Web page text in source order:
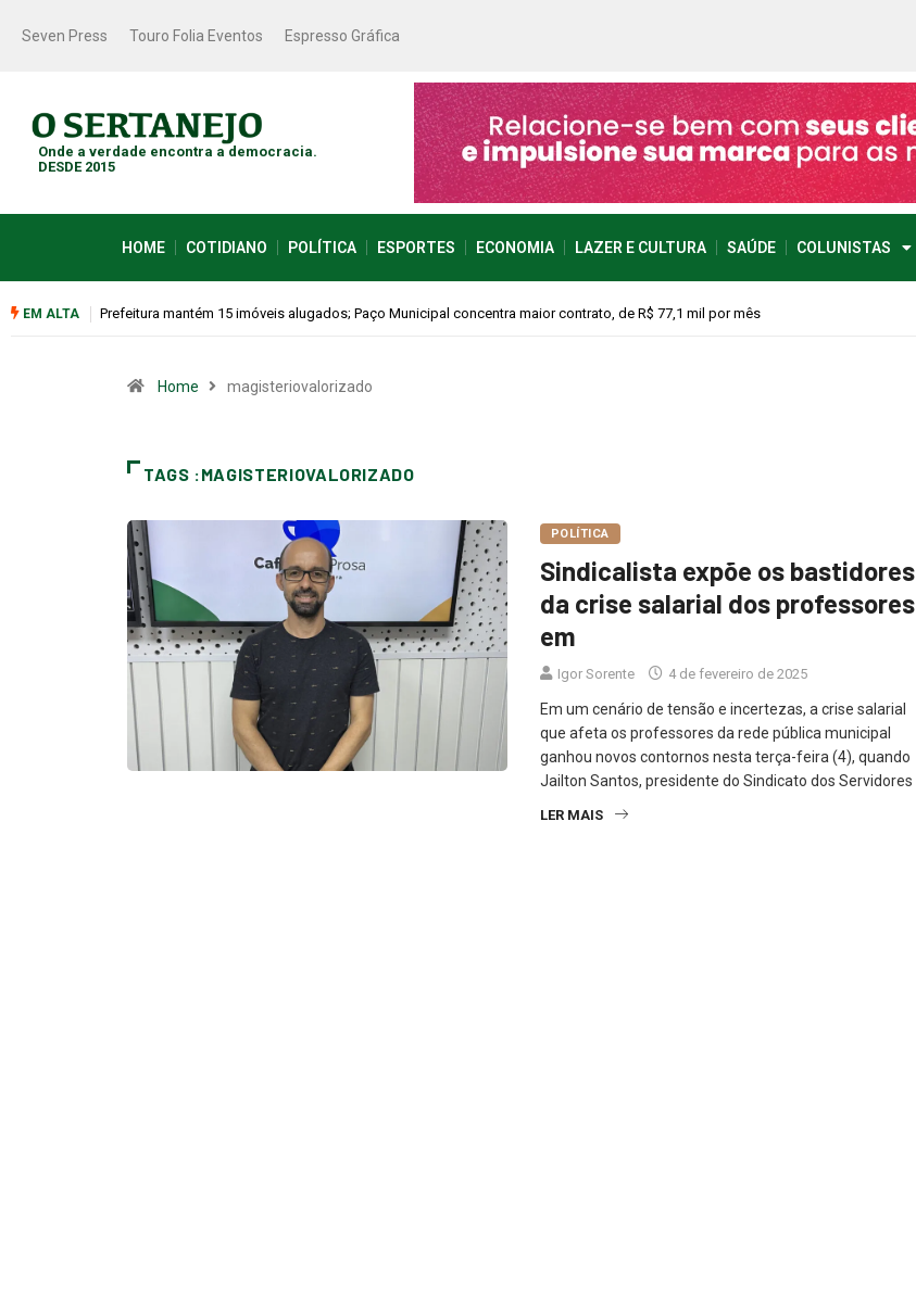
Seven Press Touro Folia Eventos Espresso Gráfica
Onde a verdade encontra a democracia.
DESDE 2015
HOME COTIDIANO POLÍTICA ESPORTES ECONOMIA LAZER E CULTURA SAÚDE COLUNISTAS
EM ALTA Prefeitura mantém 15 imóveis alugados; Paço Municipal concentra maior contrato, de R$ 77,1 mil por mês
Home magisteriovalorizado
TAGS :MAGISTERIOVALORIZADO
POLÍTICA
Sindicalista expõe os bastidores
da crise salarial dos professores
em
Igor Sorente 4 de fevereiro de 2025
Em um cenário de tensão e incertezas, a crise salarial
que afeta os professores da rede pública municipal
ganhou novos contornos nesta terça-feira (4), quando
Jailton Santos, presidente do Sindicato dos Servidores
LER MAIS